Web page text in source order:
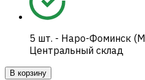
5 шт. - Наро-Фоминск
Центральный склад
В корзину